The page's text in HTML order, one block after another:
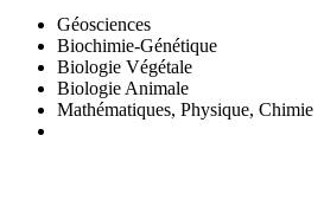
Géosciences
Biochimie-Génétique
Biologie Végétale
Biologie Animale
Mathématiques, Physique, Chimie